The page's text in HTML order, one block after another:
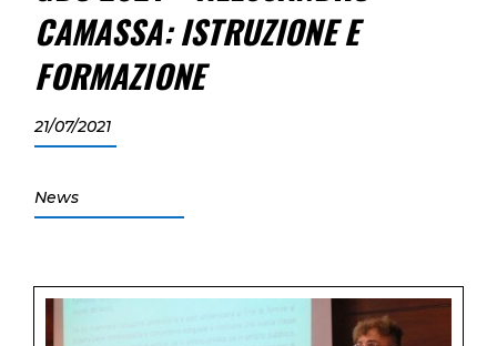
CAMASSA: ISTRUZIONE E
FORMAZIONE
21/07/2021
News